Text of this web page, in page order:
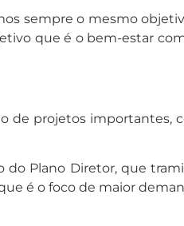
sempre o mesmo
que é o bem-estar
de projetos importantes,
Plano Diretor, que
é o foco de maior